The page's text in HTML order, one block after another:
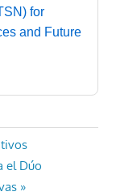
for
and Future
el Dúo